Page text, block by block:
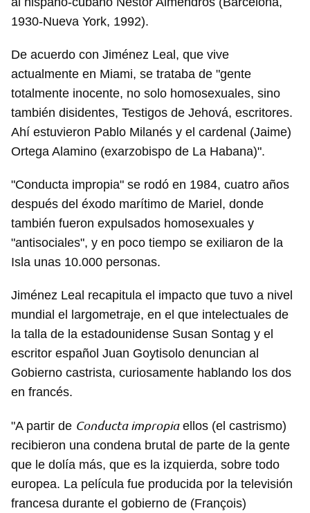
1930-Nueva York, 1992).
De acuerdo con Jiménez Leal, que vive
actualmente en Miami, se trataba de "gente
totalmente inocente, no solo homosexuales, sino
también disidentes, Testigos de Jehová, escritores.
Ahí estuvieron Pablo Milanés y el cardenal (Jaime)
Ortega Alamino (exarzobispo de La Habana)".
"Conducta impropia" se rodó en 1984, cuatro años
después del éxodo marítimo de Mariel, donde
también fueron expulsados homosexuales y
"antisociales", y en poco tiempo se exiliaron de la
Isla unas 10.000 personas.
Jiménez Leal recapitula el impacto que tuvo a nivel
mundial el largometraje, en el que intelectuales de
la talla de la estadounidense Susan Sontag y el
escritor español Juan Goytisolo denuncian al
Gobierno castrista, curiosamente hablando los dos
en francés.
"A partir de Conducta impropiaellos (el castrismo)
recibieron una condena brutal de parte de la gente
que le dolía más, que es la izquierda, sobre todo
europea. La película fue producida por la televisión
francesa durante el gobierno de (François)